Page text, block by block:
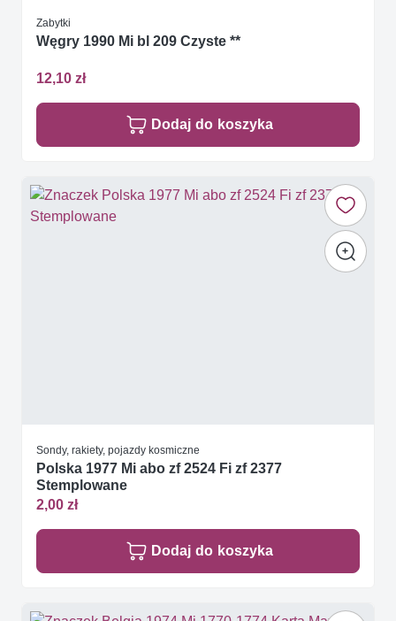
Zabytki
Węgry 1990 Mi bl 209 Czyste **
12,10 zł
Dodaj do koszyka
Sondy, rakiety, pojazdy kosmiczne
Polska 1977 Mi abo zf 2524 Fi zf 2377
Stemplowane
2,00 zł
Dodaj do koszyka